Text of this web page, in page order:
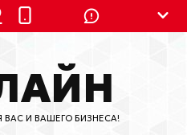
9899(с 2:30 до 11:30 по
по России
И ВАШЕГО БИЗНЕСА!